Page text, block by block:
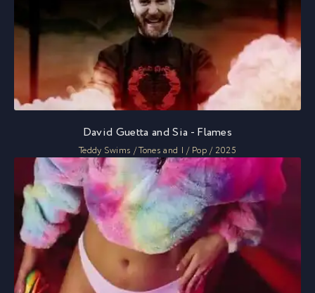
David Guetta and Sia - Flames
Teddy Swims / Tones and I / Pop / 2025